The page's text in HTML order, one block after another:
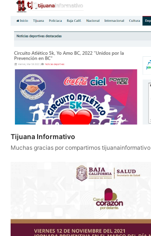
Tijuana Informativo
Muchas gracias por compartirnos tijuanainformativo